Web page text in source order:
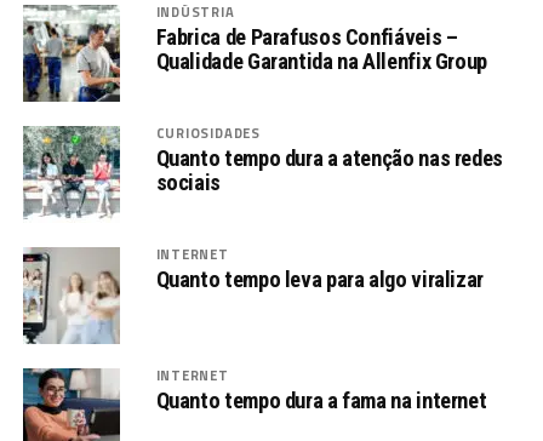
INDÚSTRIA
Fabrica de Parafusos Confiáveis –
Qualidade Garantida na Allenfix Group
CURIOSIDADES
Quanto tempo dura a atenção nas redes
sociais
INTERNET
Quanto tempo leva para algo viralizar
INTERNET
Quanto tempo dura a fama na internet